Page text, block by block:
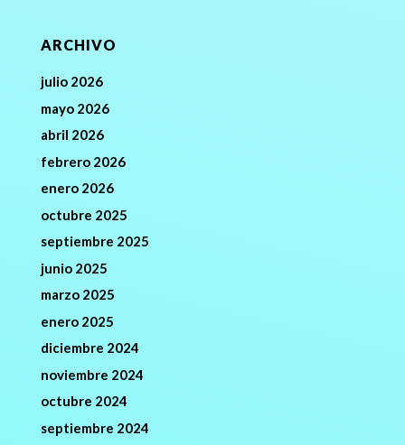
ARCHIVO
julio 2026
mayo 2026
abril 2026
febrero 2026
enero 2026
octubre 2025
septiembre 2025
junio 2025
marzo 2025
enero 2025
diciembre 2024
noviembre 2024
octubre 2024
septiembre 2024